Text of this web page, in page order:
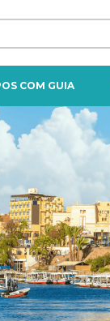
COM GUIA